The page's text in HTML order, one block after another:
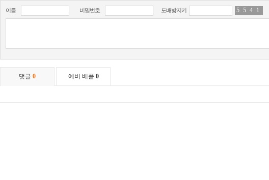
이름 비밀번호 도배방지키 5 5 4 1
댓글 0 예비 베플 0